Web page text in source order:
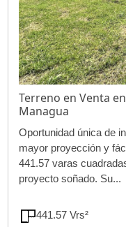
Terreno en Venta
Managua
Oportunidad única de
mayor proyección y
441.57 varas
proyecto soñado. Su...
441.57 Vrs²